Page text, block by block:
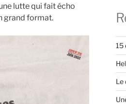
lutte qui fait écho
grand format.
15
Le